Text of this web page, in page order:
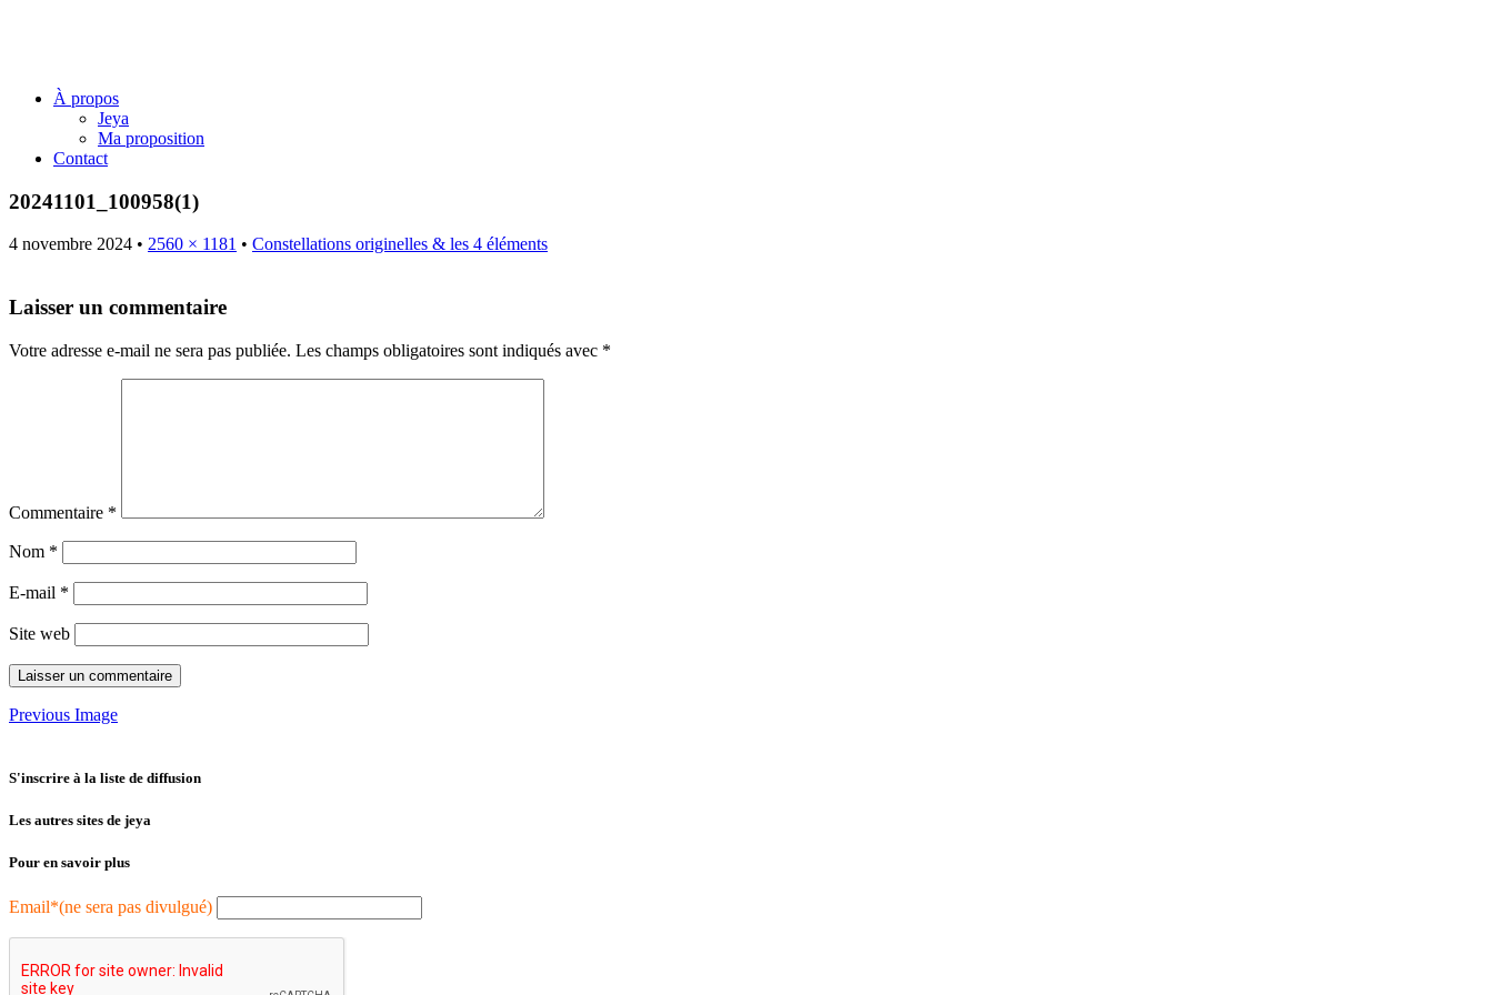
Menu
Skip
À propos
Jeya
Ma proposition
Contact
20241101_100958(1)
4 novembre 2024 • 2560 × 1181 • Constellations originelles & les 4 éléments
Laisser un commentaire
Votre adresse e-mail ne sera pas publiée. Les champs obligatoires sont indiqués avec *
Commentaire *
Nom *
E-mail *
Site web
Previous Image
S'inscrire à la liste de diffusion
Les autres sites de jeya
Pour en savoir plus
Email*(ne sera pas divulgué)